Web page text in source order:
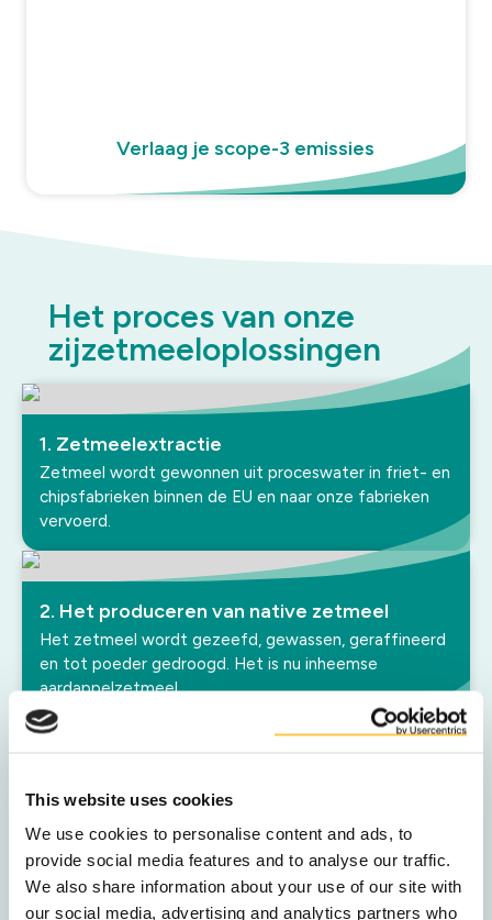
This website uses cookies
We use cookies to personalise content and ads, to
provide social media features and to analyse our traffic.
We also share information about your use of our site with
our social media, advertising and analytics partners who
Verlaag je scope-3 emissies
Het proces van onze
zijzetmeeloplossingen
1. Zetmeelextractie
Zetmeel wordt gewonnen uit proceswater in friet- en
chipsfabrieken binnen de EU en naar onze fabrieken
vervoerd.
2. Het produceren van native zetmeel
Het zetmeel wordt gezeefd, gewassen, geraffineerd
en tot poeder gedroogd. Het is nu inheemse
aardappelzetmeel.
In de meeste toepassingen wordt zetmeel aangepast
om specifieke eigenschappen te bereiken die voldoen
aan de prestatie-eisen van de klant.